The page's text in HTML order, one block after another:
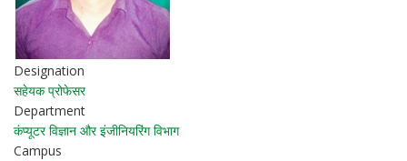
Designation
सहेयक प्रोफेसर
Department
कंप्यूटर विज्ञान और इंजीनियरिंग विभाग
Campus